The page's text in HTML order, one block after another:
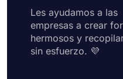
Les ayudamos a las
empresas a crear
hermosos y
sin esfuerzo. 💜